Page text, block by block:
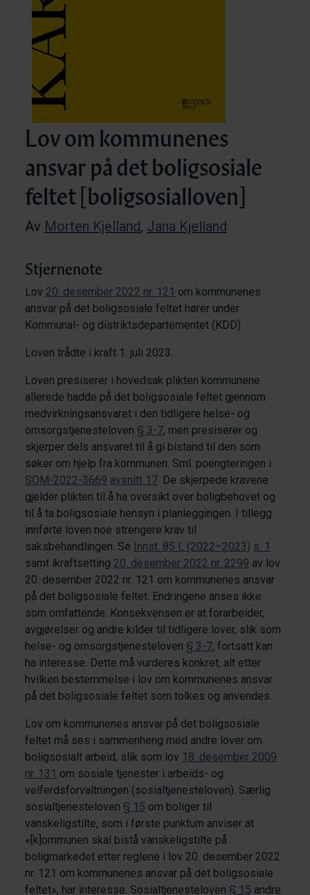
Lov om kommunenes
ansvar på det boligsosiale
feltet [boligsosialloven]
Av Morten Kjelland, Jana Kjelland
Stjernenote
Lov 20. desember 2022 nr. 121 om kommunenes
ansvar på det boligsosiale feltet hører under
Kommunal- og distriktsdepartementet (KDD).
Loven trådte i kraft 1. juli 2023.
Loven presiserer i hovedsak plikten kommunene
allerede hadde på det boligsosiale feltet gjennom
medvirkningsansvaret i den tidligere helse- og
omsorgstjenesteloven § 3-7, men presiserer og
skjerper dels ansvaret til å gi bistand til den som
søker om hjelp fra kommunen. Sml. poengteringen i
SOM-2022-3669 avsnitt 17 . De skjerpede kravene
gjelder plikten til å ha oversikt over boligbehovet og
til å ta boligsosiale hensyn i planleggingen. I tillegg
innførte loven noe strengere krav til
saksbehandlingen. Se Innst. 85 L (2022–2023) s. 1
samt ikraftsetting 20. desember 2022 nr. 2299 av lov
20. desember 2022 nr. 121 om kommunenes ansvar
på det boligsosiale feltet. Endringene anses ikke
som omfattende. Konsekvensen er at forarbeider,
avgjørelser og andre kilder til tidligere lover, slik som
helse- og omsorgstjenesteloven § 3-7, fortsatt kan
ha interesse. Dette må vurderes konkret, alt etter
hvilken bestemmelse i lov om kommunenes ansvar
på det boligsosiale feltet som tolkes og anvendes.
Lov om kommunenes ansvar på det boligsosiale
feltet må ses i sammenheng med andre lover om
boligsosialt arbeid, slik som lov 18. desember 2009
nr. 131 om sosiale tjenester i arbeids- og
velferdsforvaltningen (sosialtjenesteloven). Særlig
sosialtjenesteloven § 15 om boliger til
vanskeligstilte, som i første punktum anviser at
«[k]ommunen skal bistå vanskeligstilte på
boligmarkedet etter reglene i lov 20. desember 2022
nr. 121 om kommunenes ansvar på det boligsosiale
feltet», har interesse. Sosialtjenesteloven § 15 andre